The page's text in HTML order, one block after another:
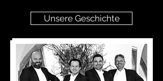
Unsere Geschichte